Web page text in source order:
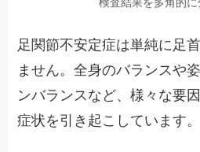
足関節不安定症は単純に足
ません。全身のバランスや
ンバランスなど、様々な要
症状を引き起こしています。